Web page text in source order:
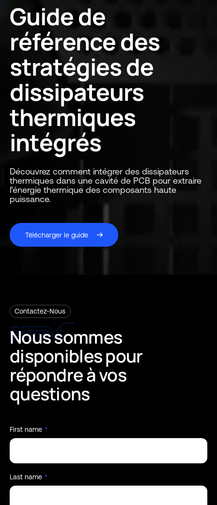
Guide de
référence des
stratégies de
dissipateurs
thermiques
intégrés
Découvrez comment intégrer des dissipateurs
thermiques dans une cavité de PCB pour extraire
l’énergie thermique des composants haute
puissance.
Télécharger le guide
Contactez-Nous
Noussommes
disponiblespour
répondreàvos
questions
First name *
Last name *